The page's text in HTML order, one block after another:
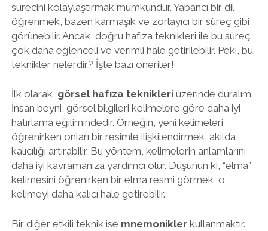
sürecini kolaylaştırmak mümkündür. Yabancı bir dil
öğrenmek, bazen karmaşık ve zorlayıcı bir süreç gibi
görünebilir. Ancak, doğru hafıza teknikleri ile bu süreç
çok daha eğlenceli ve verimli hale getirilebilir. Peki, bu
teknikler nelerdir? İşte bazı öneriler!
İlk olarak, görsel hafıza teknikleriüzerinde duralım.
İnsan beyni, görsel bilgileri kelimelere göre daha iyi
hatırlama eğilimindedir. Örneğin, yeni kelimeleri
öğrenirken onları bir resimle ilişkilendirmek, akılda
kalıcılığı artırabilir. Bu yöntem, kelimelerin anlamlarını
daha iyi kavramanıza yardımcı olur. Düşünün ki, “elma”
kelimesini öğrenirken bir elma resmi görmek, o
kelimeyi daha kalıcı hale getirebilir.
Bir diğer etkili teknik ise mnemoniklerkullanmaktır.